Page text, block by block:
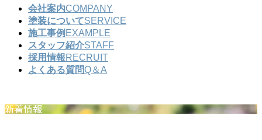
会社案内COMPANY
塗装についてSERVICE
施工事例 EXAMPLE
スタッフ紹介STAFF
採用情報RECRUIT
よくある質問Q＆A
新着情報